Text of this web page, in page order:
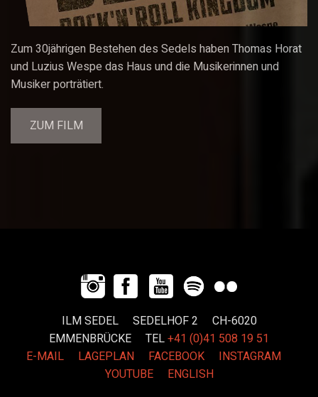
Zum 30jährigen Bestehen des Sedels haben Thomas Horat
und Luzius Wespe das Haus und die Musikerinnen und
Musiker porträtiert.
ZUM FILM
ILM SEDEL SEDELHOF 2 CH-6020
EMMENBRÜCKE TEL+41 (0)41 508 19 51
E-MAIL
LAGEPLAN FACEBOOK
INSTAGRAM
YOUTUBE
ENGLISH